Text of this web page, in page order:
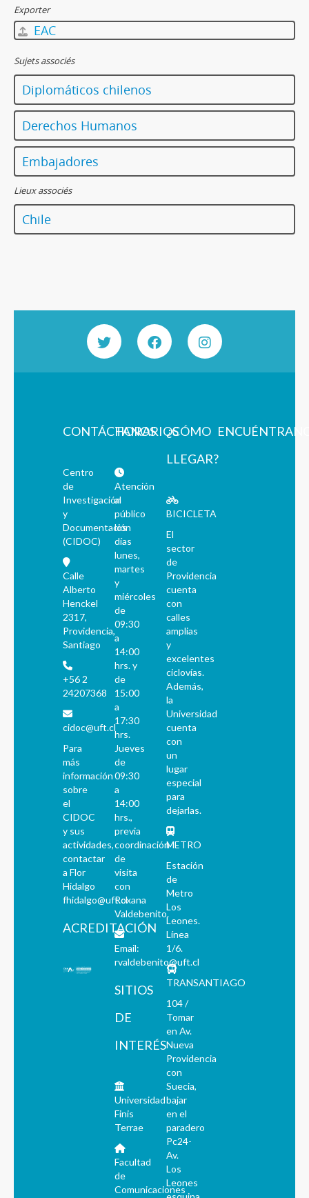
Exporter
EAC
Sujets associés
Diplomáticos chilenos
Derechos Humanos
Embajadores
Lieux associés
Chile
CONTÁCTANOS
Centro
de
Investigación
y
Documentación
(CIDOC)
Calle
Alberto
Henckel
2317,
Providencia,
Santiago
+56 2
24207368
cidoc@uft.cl
Para
más
información
sobre
el
CIDOC
y sus
actividades,
contactar
a Flor
Hidalgo
fhidalgo@uft.cl
ACREDITACIÓN
HORARIOS
Atención
al
público
los
días
lunes,
martes
y
miércoles
de
09:30
a
14:00
hrs. y
de
15:00
a
17:30
hrs.
Jueves
de
09:30
a
14:00
hrs.,
previa
coordinación
de
visita
con
Roxana
Valdebenito.
Email:
rvaldebenito@uft.cl
SITIOS
DE
INTERÉS
Universidad
Finis
Terrae
Facultad
de
Comunicaciones
¿CÓMO
LLEGAR?
BICICLETA
El
sector
de
Providencia
cuenta
con
calles
amplias
y
excelentes
ciclovías.
Además,
la
Universidad
cuenta
con
un
lugar
especial
para
dejarlas.
METRO
Estación
de
Metro
Los
Leones.
Línea
1/6.
TRANSANTIAGO
104 /
Tomar
en Av.
Nueva
Providencia
con
Suecia,
bajar
en el
paradero
Pc24-
Av.
Los
Leones